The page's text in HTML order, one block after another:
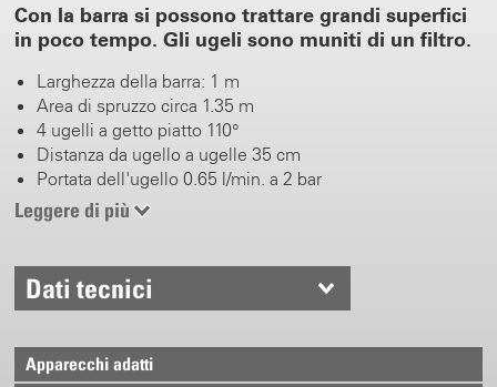
Con la barra si possono trattare grandi superfici
in poco tempo. Gli ugeli sono muniti di un filtro.
Larghezza della barra: 1 m
Area di spruzzo circa 1.35 m
4 ugelli a getto piatto 110°
Distanza da ugello a ugelle 35 cm
Portata dell'ugello 0.65 l/min. a 2 bar
Portata dell'ugello 0.91 l/min. a 4 bar
Adattatore G1/4” incluso
Leggere di più
Dati tecnici
Apparecchi adatti